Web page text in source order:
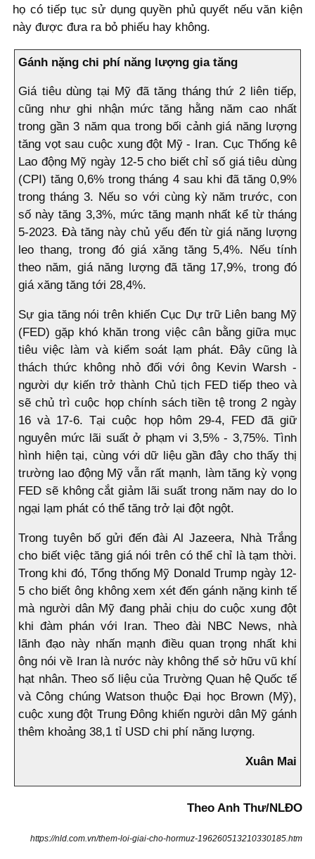
họ có tiếp tục sử dụng quyền phủ quyết nếu văn kiện
này được đưa ra bỏ phiếu hay không.
Gánh nặng chi phí năng lượng gia tăng
Giá tiêu dùng tại Mỹ đã tăng tháng thứ 2 liên tiếp,
cũng như ghi nhận mức tăng hằng năm cao nhất
trong gần 3 năm qua trong bối cảnh giá năng lượng
tăng vọt sau cuộc xung đột Mỹ - Iran. Cục Thống kê
Lao động Mỹ ngày 12-5 cho biết chỉ số giá tiêu dùng
(CPI) tăng 0,6% trong tháng 4 sau khi đã tăng 0,9%
trong tháng 3. Nếu so với cùng kỳ năm trước, con
số này tăng 3,3%, mức tăng mạnh nhất kể từ tháng
5-2023. Đà tăng này chủ yếu đến từ giá năng lượng
leo thang, trong đó giá xăng tăng 5,4%. Nếu tính
theo năm, giá năng lượng đã tăng 17,9%, trong đó
giá xăng tăng tới 28,4%.
Sự gia tăng nói trên khiến Cục Dự trữ Liên bang Mỹ
(FED) gặp khó khăn trong việc cân bằng giữa mục
tiêu việc làm và kiểm soát lạm phát. Đây cũng là
thách thức không nhỏ đối với ông Kevin Warsh -
người dự kiến trở thành Chủ tịch FED tiếp theo và
sẽ chủ trì cuộc họp chính sách tiền tệ trong 2 ngày
16 và 17-6. Tại cuộc họp hôm 29-4, FED đã giữ
nguyên mức lãi suất ở phạm vi 3,5% - 3,75%. Tình
hình hiện tại, cùng với dữ liệu gần đây cho thấy thị
trường lao động Mỹ vẫn rất mạnh, làm tăng kỳ vọng
FED sẽ không cắt giảm lãi suất trong năm nay do lo
ngại lạm phát có thể tăng trở lại đột ngột.
Trong tuyên bố gửi đến đài Al Jazeera, Nhà Trắng
cho biết việc tăng giá nói trên có thể chỉ là tạm thời.
Trong khi đó, Tổng thống Mỹ Donald Trump ngày 12-
5 cho biết ông không xem xét đến gánh nặng kinh tế
mà người dân Mỹ đang phải chịu do cuộc xung đột
khi đàm phán với Iran. Theo đài NBC News, nhà
lãnh đạo này nhấn mạnh điều quan trọng nhất khi
ông nói về Iran là nước này không thể sở hữu vũ khí
hạt nhân. Theo số liệu của Trường Quan hệ Quốc tế
và Công chúng Watson thuộc Đại học Brown (Mỹ),
cuộc xung đột Trung Đông khiến người dân Mỹ gánh
thêm khoảng 38,1 tỉ USD chi phí năng lượng.
Xuân Mai
Theo Anh Thư/NLĐO
https://nld.com.vn/them-loi-giai-cho-hormuz-196260513210330185.htm